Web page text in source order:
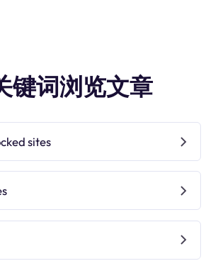
键词浏览文章
sites